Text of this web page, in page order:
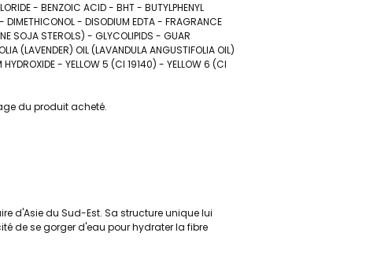
- BENZOIC ACID - BHT - BUTYLPHENYL
- DISODIUM EDTA - FRAGRANCE
SOJA STEROLS) - GLYCOLIPIDS - GUAR
(LAVENDER) OIL (LAVANDULA ANGUSTIFOLIA OIL)
- YELLOW 5 (CI 19140) - YELLOW 6 (CI
du produit acheté.
d'Asie du Sud-Est. Sa structure unique lui
de se gorger d'eau pour hydrater la fibre